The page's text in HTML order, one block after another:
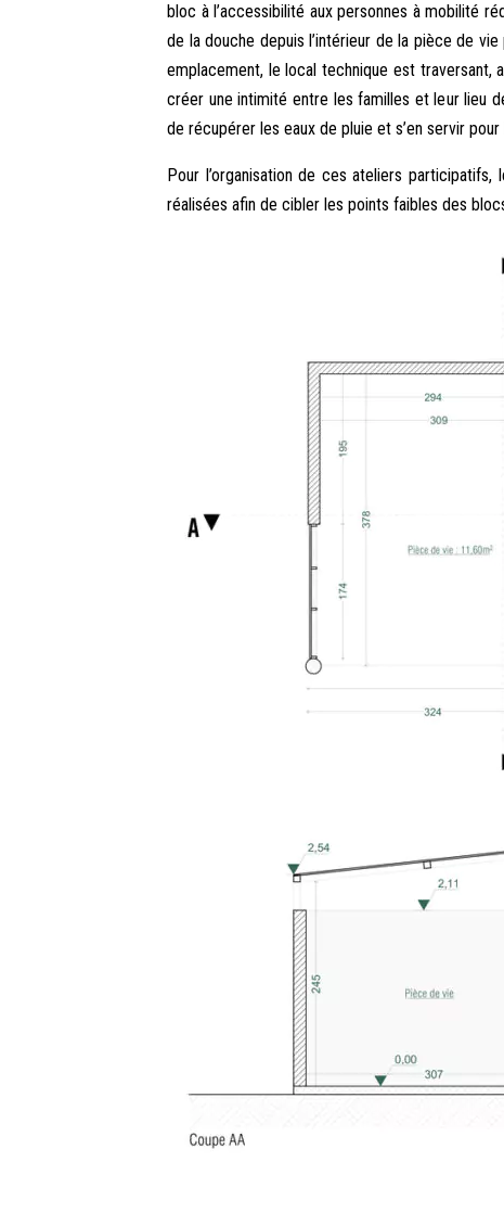
bloc à l’accessibilité aux personnes à mobilité
de la douche depuis l’intérieur de la pièce de
emplacement, le local technique est
créer une intimité entre les familles et leur lieu
de récupérer les eaux de pluie et s’en servir
Pour l’organisation de ces ateliers
réalisées afin de cibler les points faibles des